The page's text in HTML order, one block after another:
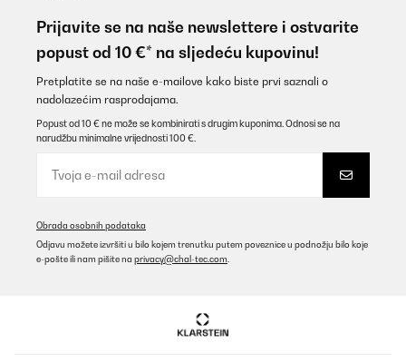
Prijavite se na naše newslettere i ostvarite
popust od 10 €* na sljedeću kupovinu!
Pretplatite se na naše e-mailove kako biste prvi saznali o
nadolazećim rasprodajama.
Popust od 10 € ne može se kombinirati s drugim kuponima. Odnosi se na
narudžbu minimalne vrijednosti 100 €.
Obrada osobnih podataka
Odjavu možete izvršiti u bilo kojem trenutku putem poveznice u podnožju bilo koje
e-pošte ili nam pišite na privacy@chal-tec.com